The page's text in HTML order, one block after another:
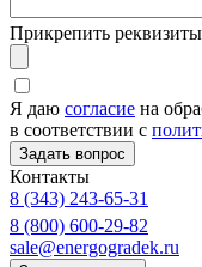
Прикрепить
Я даю согласие на
в соответствии с
Контакты
8 (343) 243-65-31
8 (800) 600-29-82
sale@energogradek.ru